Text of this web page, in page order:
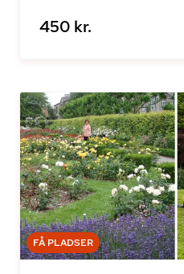
450 kr.
FÅ PLADSER